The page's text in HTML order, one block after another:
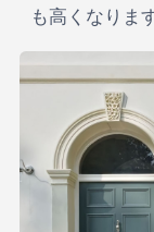
も高くなりま